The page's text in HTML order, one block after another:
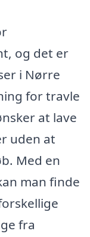
og det er
i Nørre
for travle
at lave
uden at
Med en
man finde
fra